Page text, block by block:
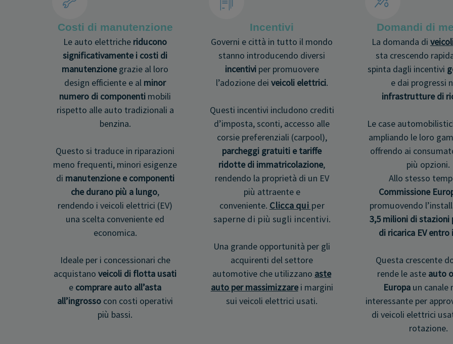
Costi di manutenzione
Le auto elettriche riducono
significativamente i costi di
manutenzionegrazie al loro
design efficiente e al minor
numero di componenti mobili
rispetto alle auto tradizionali a
benzina.
Questo si traduce in riparazioni
meno frequenti, minori esigenze
di manutenzione e componenti
che durano più a lungo,
rendendo i veicoli elettrici (EV)
una scelta conveniente ed
economica.
Ideale per i concessionari che
acquistanoveicoli di flotta usati
e comprare auto all’asta
all’ingrosso con costi operativi
più bassi.
Incentivi
Governi e città in tutto il mondo
stanno introducendo diversi
incentiviper promuovere
l’adozione dei veicoli elettrici.
Questi incentivi includono crediti
d’imposta, sconti, accesso alle
corsie preferenziali (carpool),
parcheggi gratuiti e tariffe
ridotte di immatricolazione,
rendendo la proprietà di un EV
più attraente e
conveniente. Clicca qui per
saperne di più sugli incentivi.
Una grande opportunità per gli
acquirenti del settore
automotive che utilizzano aste
auto per massimizzarei margini
sui veicoli elettrici usati.
Domandi di
La domanda di
sta crescendo
spinta dagli incentivi
e dai progressi
infrastrutture di
Le case
ampliando le loro
offrendo ai
più opzioni.
Allo stesso
Commissione
promuovendo
3,5 milioni di stazioni
di ricarica EV entro
Questa crescente
rende le aste auto
Europaun canale
interessante per
di veicoli elettrici
rotazione.